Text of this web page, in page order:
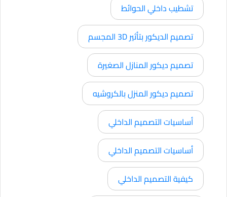
تشطيب داخلي الحوائط
تصميم الديكور بتأثير 3D المجسم
تصميم ديكور المنازل الصغيرة
تصميم ديكور المنزل بالكروشيه
أساسيات التصميم الداخلي
أساسيات التصميم الداخلي
كيفية التصميم الداخلي